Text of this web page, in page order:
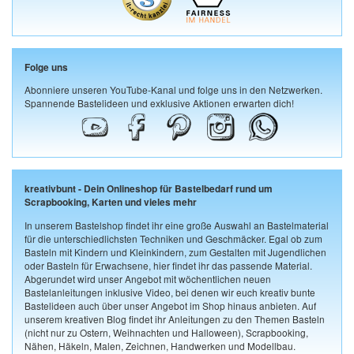
Folge uns
Abonniere unseren YouTube-Kanal und folge uns in den Netzwerken.
Spannende Bastelideen und exklusive Aktionen erwarten dich!
kreativbunt - Dein Onlineshop für Bastelbedarf rund um
Scrapbooking, Karten und vieles mehr
In unserem Bastelshop findet ihr eine große Auswahl an Bastelmaterial
für die unterschiedlichsten Techniken und Geschmäcker. Egal ob zum
Basteln mit Kindern und Kleinkindern, zum Gestalten mit Jugendlichen
oder Basteln für Erwachsene, hier findet ihr das passende Material.
Abgerundet wird unser Angebot mit wöchentlichen neuen
Bastelanleitungen inklusive Video, bei denen wir euch kreativ bunte
Bastelideen auch über unser Angebot im Shop hinaus anbieten. Auf
unserem kreativen Blog findet ihr Anleitungen zu den Themen Basteln
(nicht nur zu Ostern, Weihnachten und Halloween), Scrapbooking,
Nähen, Häkeln, Malen, Zeichnen, Handwerken und Modellbau.